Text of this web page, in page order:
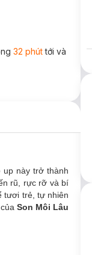
32 phúttới và
up này trở thành
rũ, rực rỡ và bí
tươi trẻ, tự nhiên
Son Môi Lâu